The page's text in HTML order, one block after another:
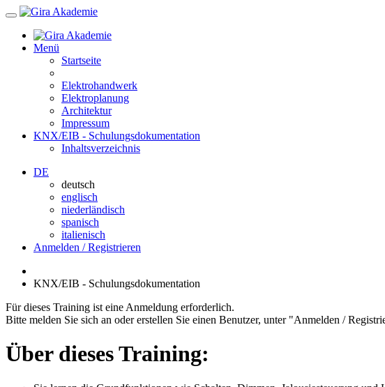
Menü
Startseite
Elektrohandwerk
Elektroplanung
Architektur
Impressum
KNX/EIB - Schulungsdokumentation
Inhaltsverzeichnis
DE
deutsch
englisch
niederländisch
spanisch
italienisch
Anmelden / Registrieren
KNX/EIB - Schulungsdokumentation
Für dieses Training ist eine Anmeldung erforderlich.
Bitte melden Sie sich an oder erstellen Sie einen Benutzer, unter "Anmelden /
Über dieses Training: